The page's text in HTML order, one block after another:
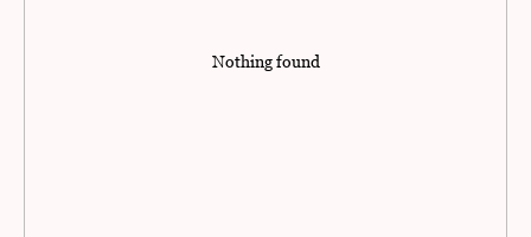
Nothing found